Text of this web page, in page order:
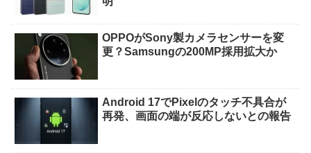
OPPOがSony製カメラセンサーを変
更？Samsungの200MP採用拡大か
Android 17でPixelのタッチ不具合が
再発、画面の端が反応しないとの報告